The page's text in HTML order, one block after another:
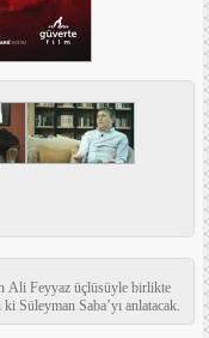
Ali Feyyaz üçlüsüyle birlikte
Süleyman Saba’yı anlatacak.